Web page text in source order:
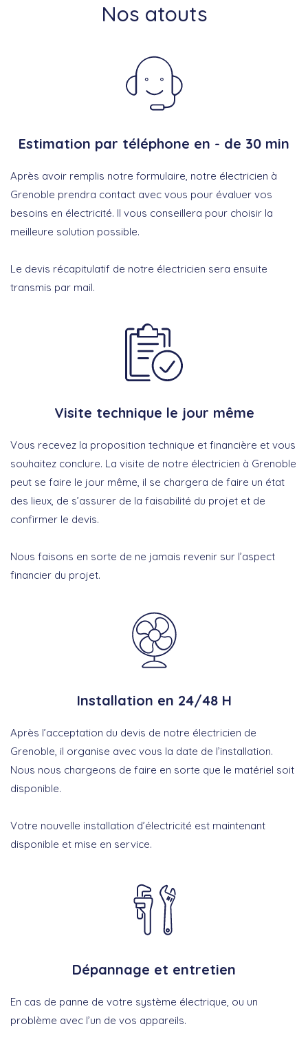
Nos atouts
Estimation par téléphone en - de 30 min
Après avoir remplis notre formulaire, notre électricien à
Grenoble prendra contact avec vous pour évaluer vos
besoins en électricité. Il vous conseillera pour choisir la
meilleure solution possible.
Le devis récapitulatif de notre électricien sera ensuite
transmis par mail.
Visite technique le jour même
Vous recevez la proposition technique et financière et vous
souhaitez conclure. La visite de notre électricien à Grenoble
peut se faire le jour même, il se chargera de faire un état
des lieux, de s’assurer de la faisabilité du projet et de
confirmer le devis.
Nous faisons en sorte de ne jamais revenir sur l’aspect
financier du projet.
Installation en 24/48 H
Après l’acceptation du devis de notre électricien de
Grenoble, il organise avec vous la date de l’installation.
Nous nous chargeons de faire en sorte que le matériel soit
disponible.
Votre nouvelle installation d’électricité est maintenant
disponible et mise en service.
Dépannage et entretien
En cas de panne de votre système électrique, ou un
problème avec l’un de vos appareils.